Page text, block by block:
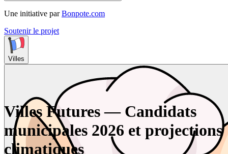
Une initiative par Bonpote.com
Soutenir le projet
Villes
Villes Futures — Candidats
municipales 2026 et projections
climatiques